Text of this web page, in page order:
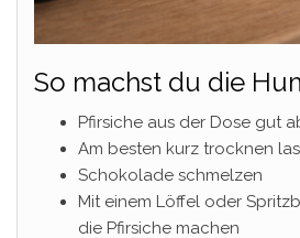
So machst du die
Pfirsiche aus der Dose gut
Am besten kurz trocknen
Schokolade schmelzen
Mit einem Löffel oder
die Pfirsiche machen